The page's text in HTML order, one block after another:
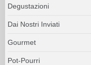
Degustazioni
Dai Nostri Inviati
Gourmet
Pot-Pourri